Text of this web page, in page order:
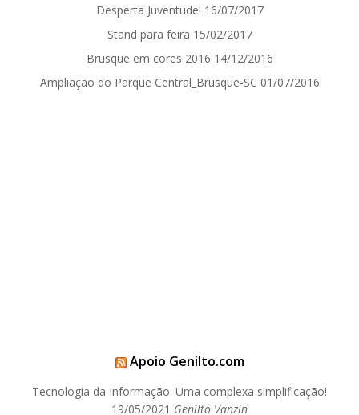
Desperta Juventude! 16/07/2017
Stand para feira 15/02/2017
Brusque em cores 2016 14/12/2016
Ampliação do Parque Central_Brusque-SC 01/07/2016
Apoio Genilto.com
Tecnologia da Informação. Uma complexa simplificação!
19/05/2021 Genilto Vanzin